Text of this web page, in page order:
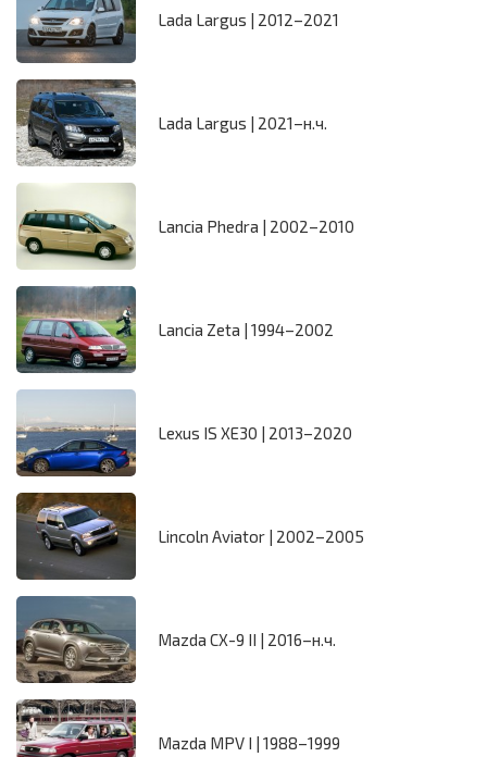
Lada Largus | 2012–2021
Lada Largus | 2021–н.ч.
Lancia Phedra | 2002–2010
Lancia Zeta | 1994–2002
Lexus IS XE30 | 2013–2020
Lincoln Aviator | 2002–2005
Mazda CX-9 II | 2016–н.ч.
Mazda MPV I | 1988–1999